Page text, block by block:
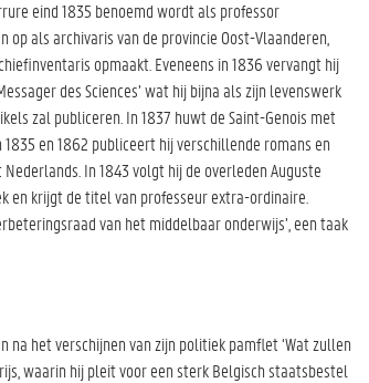
eind 1835 benoemd wordt als professor
als archivaris van de provincie Oost-Vlaanderen,
opmaakt. Eveneens in 1836 vervangt hij
des Sciences’ wat hij bijna als zijn levenswerk
zal publiceren. In 1837 huwt de Saint-Genois met
en 1862 publiceert hij verschillende romans en
In 1843 volgt hij de overleden Auguste
en krijgt de titel van professeur extra-ordinaire.
van het middelbaar onderwijs’, een taak
het verschijnen van zijn politiek pamflet ‘Wat zullen
waarin hij pleit voor een sterk Belgisch staatsbestel